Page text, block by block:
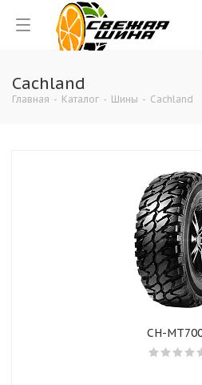
Cachland
Главная - Каталог - Шины - Cachland
CH-